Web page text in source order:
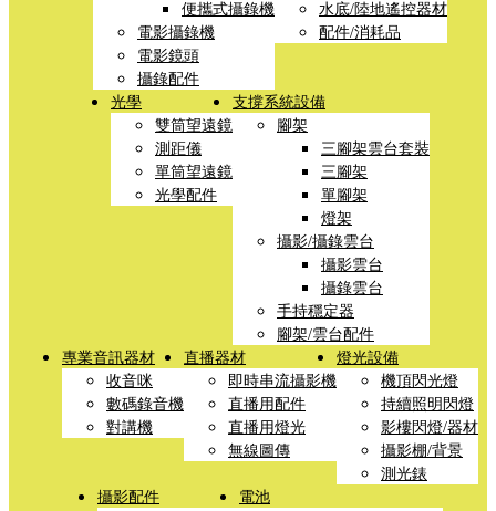
便攜式攝錄機
電影攝錄機
電影鏡頭
攝錄配件
水底/陸地遙控器材
配件/消耗品
光學
雙筒望遠鏡
測距儀
單筒望遠鏡
光學配件
支撐系統設備
腳架
三腳架雲台套裝
三腳架
單腳架
燈架
攝影/攝錄雲台
攝影雲台
攝錄雲台
手持穩定器
腳架/雲台配件
專業音訊器材
收音咪
數碼錄音機
對講機
直播器材
即時串流攝影機
直播用配件
直播用燈光
無線圖傳
燈光設備
機頂閃光燈
持續照明閃燈
影樓閃燈/器材
攝影棚/背景
測光錶
攝影配件
電池